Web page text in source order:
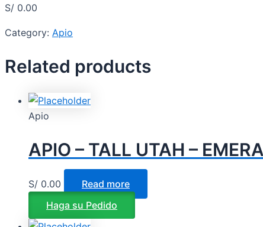
S/ 0.00
Category: Apio
Related products
Apio
APIO – TALL UTAH –
S/ 0.00
Read more
Haga su Pedido